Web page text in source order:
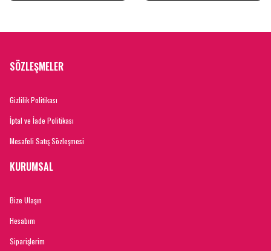
SÖZLEŞMELER
Gizlilik Politikası
İptal ve İade Politikası
Mesafeli Satış Sözleşmesi
KURUMSAL
Bize Ulaşın
Hesabım
Siparişlerim